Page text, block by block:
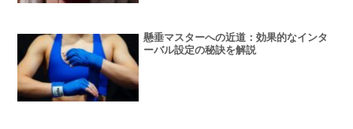
懸垂マスターへの近道：効果的なインタ
ーバル設定の秘訣を解説